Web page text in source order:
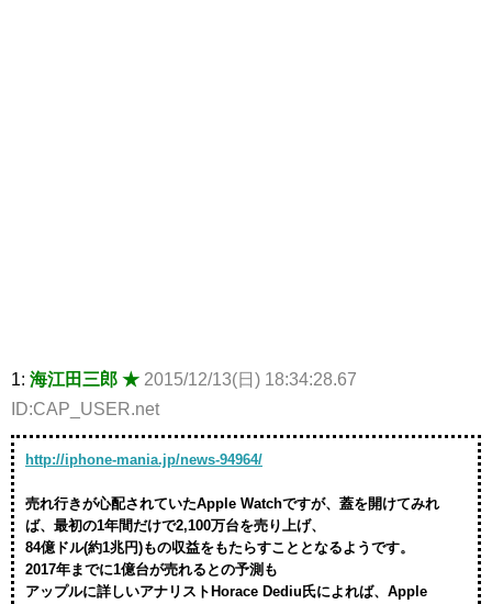
1: 海江田三郎 ★ 2015/12/13(日) 18:34:28.67
ID:CAP_USER.net
http://iphone-mania.jp/news-94964/
売れ行きが心配されていたApple Watchですが、蓋を開けてみれ
ば、最初の1年間だけで2,100万台を売り上げ、
84億ドル(約1兆円)もの収益をもたらすこととなるようです。
2017年までに1億台が売れるとの予測も
アップルに詳しいアナリストHorace Dediu氏によれば、Apple